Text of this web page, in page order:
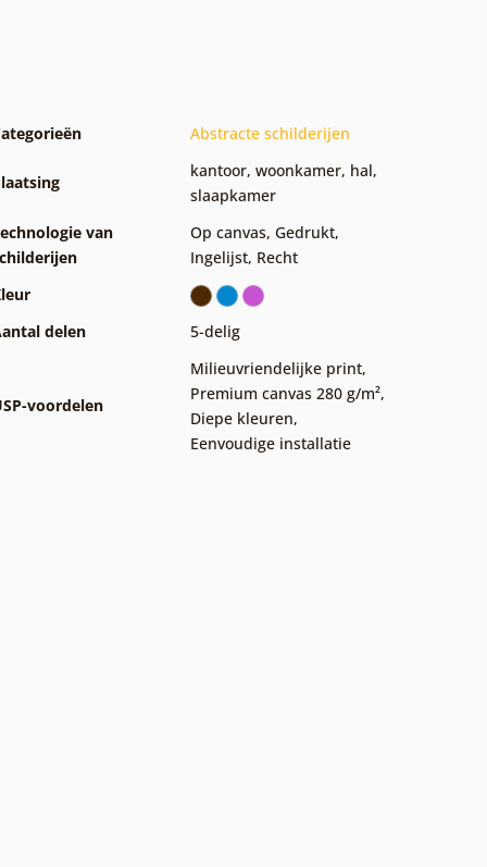
Abstracte schilderijen
kantoor, woonkamer, hal,
slaapkamer
van
Op canvas, Gedrukt,
Ingelijst, Recht
delen
5-delig
voordelen
Milieuvriendelijke print,
Premium canvas 280 g/m²,
Diepe kleuren,
Eenvoudige installatie